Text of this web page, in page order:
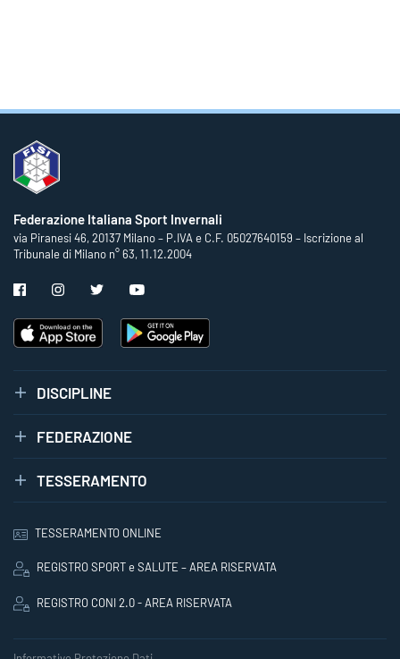
Federazione Italiana Sport Invernali
via Piranesi 46, 20137 Milano – P.IVA e C.F. 05027640159 – Iscrizione al
Tribunale di Milano n° 63, 11.12.2004
DISCIPLINE
FEDERAZIONE
TESSERAMENTO
TESSERAMENTO ONLINE
REGISTRO SPORT e SALUTE – AREA RISERVATA
REGISTRO CONI 2.0 - AREA RISERVATA